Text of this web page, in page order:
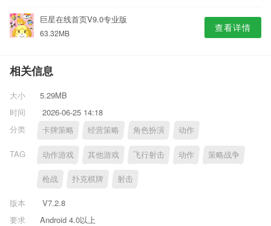
巨星在线首页V9.0专业版
63.32MB 查看详情
相关信息
大小
5.29MB
时间
2026-06-25 14:18
分类
卡牌策略 经营策略 角色扮演 动作
TAG 动作游戏 其他游戏 飞行射击 动作 策略战争
枪战 扑克棋牌 射击
版本
V7.2.8
要求
Android 4.0以上